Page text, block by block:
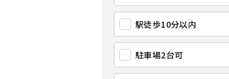
駅徒歩10分以内
駐車場2台可